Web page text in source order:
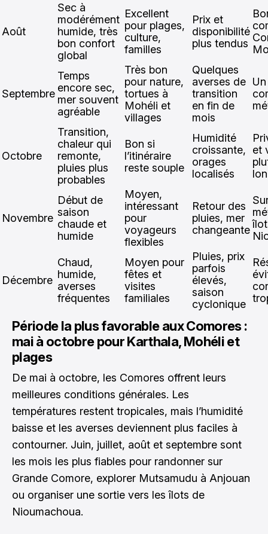
Août
Sec à
modérément
humide, très
bon confort
global
Excellent
pour plages,
culture,
familles
Prix et
disponibilité
plus tendus
Septembre
Temps
encore sec,
mer souvent
agréable
Très bon
pour nature,
tortues à
Mohéli et
villages
Quelques
averses de
transition
en fin de
mois
Octobre
Transition,
chaleur qui
remonte,
pluies plus
probables
Bon si
l’itinéraire
reste souple
Humidité
croissante,
orages
localisés
et
Novembre
Début de
saison
chaude et
humide
Moyen,
intéressant
pour
voyageurs
flexibles
Retour des
pluies, mer
changeante
Décembre
Chaud,
humide,
averses
fréquentes
Moyen pour
fêtes et
visites
familiales
Pluies, prix
parfois
élevés,
saison
cyclonique
Période la plus favorable aux Comores :
mai à octobre pour Karthala, Mohéli et
plages
De mai à octobre, les Comores offrent leurs
meilleures conditions générales. Les
températures restent tropicales, mais l’humidité
baisse et les averses deviennent plus faciles à
contourner. Juin, juillet, août et septembre sont
les mois les plus fiables pour randonner sur
Grande Comore, explorer Mutsamudu à Anjouan
ou organiser une sortie vers les îlots de
Nioumachoua.